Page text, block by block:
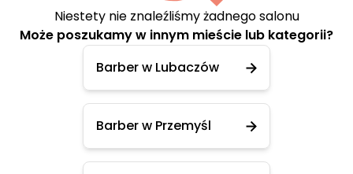
Niestety nie znaleźliśmy żadnego salonu
Może poszukamy w innym mieście lub kategorii?
Barber w Lubaczów
Barber w Przemyśl